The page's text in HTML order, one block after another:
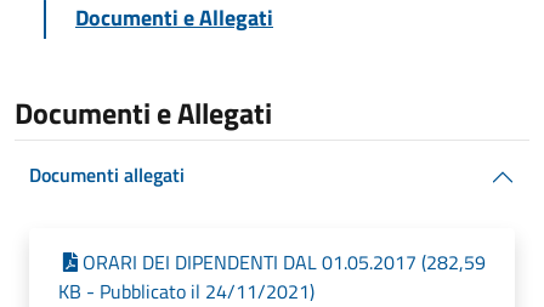
Documenti e Allegati
Documenti e Allegati
Documenti allegati
ORARI DEI DIPENDENTI DAL 01.05.2017 (282,59
KB - Pubblicato il 24/11/2021)